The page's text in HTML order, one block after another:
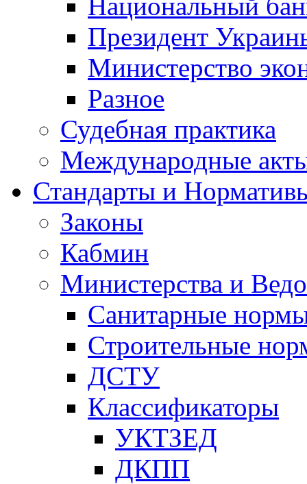
Президент
Министерство
Разное
Судебная практика
Международные
Стандарты и
Законы
Кабмин
Министерства и
Санитарные
Строительные
ДСТУ
Классификаторы
УКТЗЕД
ДКПП